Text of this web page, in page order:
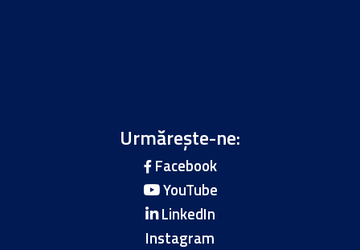
Urmărește-ne:
Facebook
YouTube
LinkedIn
Instagram